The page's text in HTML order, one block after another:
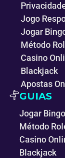
Jogo
Jogar
Método
Casino
Blackjack
Apostas
GUIAS
Jogar
Método
Casino
Blackjack